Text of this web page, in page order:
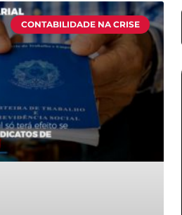
CONTABILIDADE NA CRISE